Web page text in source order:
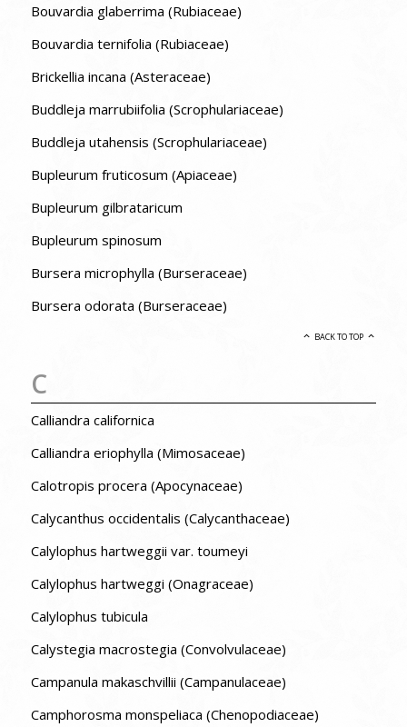
Bouvardia glaberrima (Rubiaceae)
Bouvardia ternifolia (Rubiaceae)
Brickellia incana (Asteraceae)
Buddleja marrubiifolia (Scrophulariaceae)
Buddleja utahensis (Scrophulariaceae)
Bupleurum fruticosum (Apiaceae)
Bupleurum gilbrataricum
Bupleurum spinosum
Bursera microphylla (Burseraceae)
Bursera odorata (Burseraceae)
BACK TO TOP
C
Calliandra californica
Calliandra eriophylla (Mimosaceae)
Calotropis procera (Apocynaceae)
Calycanthus occidentalis (Calycanthaceae)
Calylophus hartweggii var. toumeyi
Calylophus hartweggi (Onagraceae)
Calylophus tubicula
Calystegia macrostegia (Convolvulaceae)
Campanula makaschvillii (Campanulaceae)
Camphorosma monspeliaca (Chenopodiaceae)